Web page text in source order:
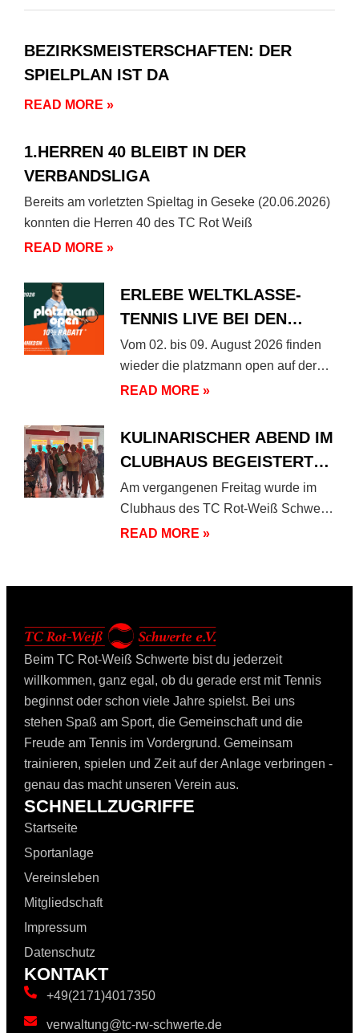
BEZIRKSMEISTERSCHAFTEN: DER
SPIELPLAN IST DA
READ MORE »
1.HERREN 40 BLEIBT IN DER
VERBANDSLIGA
Bereits am vorletzten Spieltag in Geseke (20.06.2026)
konnten die Herren 40 des TC Rot Weiß
READ MORE »
ERLEBE WELTKLASSE-
TENNIS LIVE BEI DEN
PLATZMANN OPEN 2026!
Vom 02. bis 09. August 2026 finden
wieder die platzmann open auf der
Anlage des
READ MORE »
KULINARISCHER ABEND IM
CLUBHAUS BEGEISTERT
UNSERE MITGLIEDER
Am vergangenen Freitag wurde im
Clubhaus des TC Rot-Weiß Schwerte
nicht nur über Tennis gesprochen,
READ MORE »
Beim TC Rot-Weiß Schwerte bist du jederzeit
willkommen, ganz egal, ob du gerade erst mit Tennis
beginnst oder schon viele Jahre spielst. Bei uns
stehen Spaß am Sport, die Gemeinschaft und die
Freude am Tennis im Vordergrund. Gemeinsam
trainieren, spielen und Zeit auf der Anlage verbringen -
genau das macht unseren Verein aus.
SCHNELLZUGRIFFE
Startseite
Sportanlage
Vereinsleben
Mitgliedschaft
Impressum
Datenschutz
KONTAKT
+49(2171)4017350
verwaltung@tc-rw-schwerte.de